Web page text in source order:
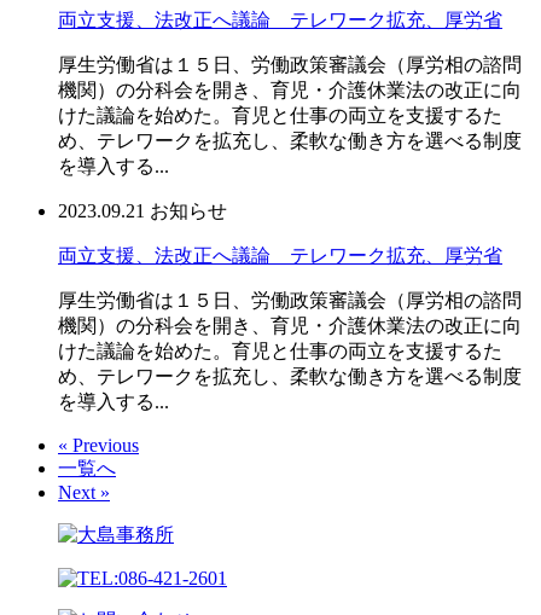
両立支援、法改正へ議論 テレワーク拡充、厚労省
厚生労働省は１５日、労働政策審議会（厚労相の諮問
機関）の分科会を開き、育児・介護休業法の改正に向
けた議論を始めた。育児と仕事の両立を支援するた
め、テレワークを拡充し、柔軟な働き方を選べる制度
を導入する...
2023.09.21 お知らせ
両立支援、法改正へ議論 テレワーク拡充、厚労省
厚生労働省は１５日、労働政策審議会（厚労相の諮問
機関）の分科会を開き、育児・介護休業法の改正に向
けた議論を始めた。育児と仕事の両立を支援するた
め、テレワークを拡充し、柔軟な働き方を選べる制度
を導入する...
« Previous
一覧へ
Next »